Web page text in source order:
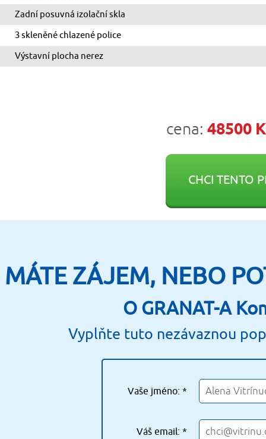
Zadní posuvná izolační skla
3 skleněné chlazené police
Výstavní plocha nerez
cena: 48500
CHCI TENTO
MÁTE ZÁJEM, NEBO
O GRANAT-A
Vyplňte tuto nezávaznou
Vaše jméno: *
Váš email: *